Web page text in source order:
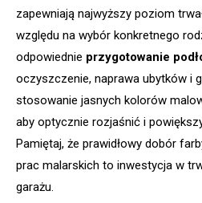
zapewniają najwyższy poziom
względu na wybór konkretnego
odpowiednie przygotowanie
oczyszczenie, naprawa ubytków i
stosowanie jasnych kolorów
aby optycznie rozjaśnić i
Pamiętaj, że prawidłowy dobór
prac malarskich to inwestycja w
garażu.